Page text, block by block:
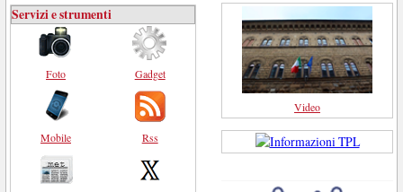
Servizi e strumenti
Foto
Mobile
Gadget
Rss
Video